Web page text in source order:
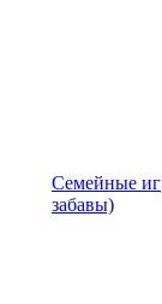
Семейные
забавы)